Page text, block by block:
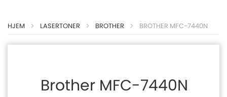
til
HJEM LASERTONER BROTHER BROTHER MFC-7440N
Brother MFC-7440N